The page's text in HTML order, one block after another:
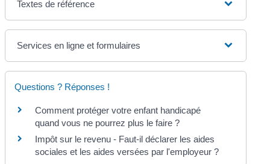
Textes de référence
Services en ligne et formulaires
Questions ? Réponses !
Comment protéger votre enfant handicapé
quand vous ne pourrez plus le faire ?
Impôt sur le revenu - Faut-il déclarer les aides
sociales et les aides versées par l'employeur ?